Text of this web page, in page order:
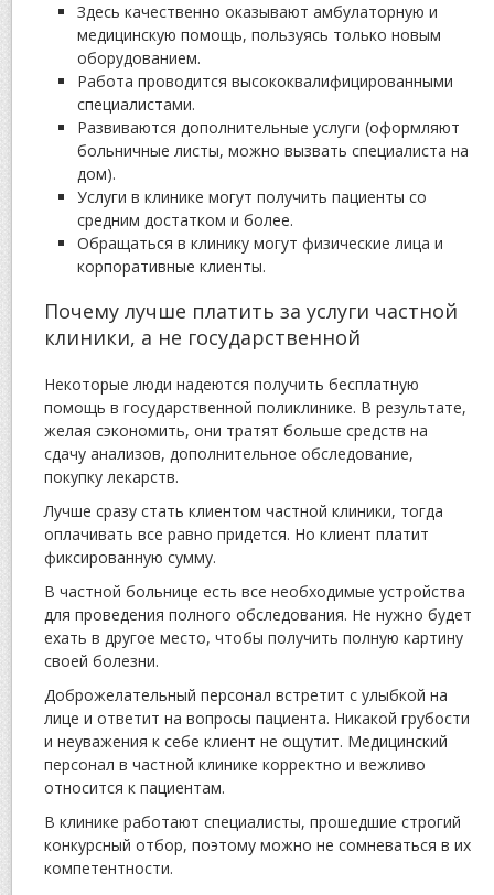
Здесь качественно оказывают амбулаторную и
медицинскую помощь, пользуясь только новым
оборудованием.
Работа проводится высококвалифицированными
специалистами.
Развиваются дополнительные услуги (оформляют
больничные листы, можно вызвать специалиста на
дом).
Услуги в клинике могут получить пациенты со
средним достатком и более.
Обращаться в клинику могут физические лица и
корпоративные клиенты.
Почему лучше платить за услуги частной
клиники, а не государственной
Некоторые люди надеются получить бесплатную
помощь в государственной поликлинике. В результате,
желая сэкономить, они тратят больше средств на
сдачу анализов, дополнительное обследование,
покупку лекарств.
Лучше сразу стать клиентом частной клиники, тогда
оплачивать все равно придется. Но клиент платит
фиксированную сумму.
В частной больнице есть все необходимые устройства
для проведения полного обследования. Не нужно будет
ехать в другое место, чтобы получить полную картину
своей болезни.
Доброжелательный персонал встретит с улыбкой на
лице и ответит на вопросы пациента. Никакой грубости
и неуважения к себе клиент не ощутит. Медицинский
персонал в частной клинике корректно и вежливо
относится к пациентам.
В клинике работают специалисты, прошедшие строгий
конкурсный отбор, поэтому можно не сомневаться в их
компетентности.